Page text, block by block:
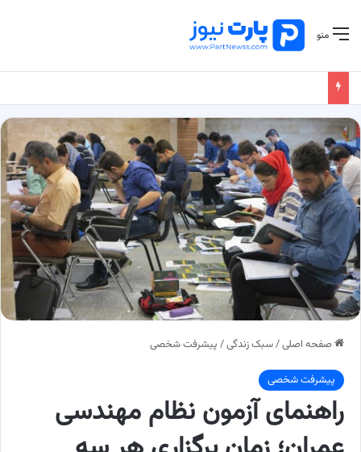
منو
صفحه اصلی/سبک زندگی/ پیشرفت شخصی
پیشرفت شخصی
راهنمای آزمون نظام مهندسی